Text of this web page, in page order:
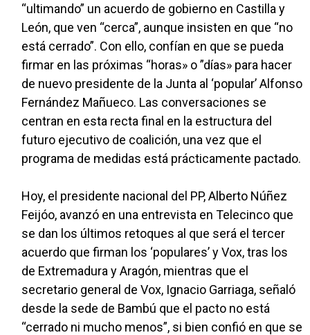
“ultimando” un acuerdo de gobierno en Castilla y
León, que ven “cerca”, aunque insisten en que “no
está cerrado”. Con ello, confían en que se pueda
firmar en las próximas “horas» o ”días» para hacer
de nuevo presidente de la Junta al ‘popular’ Alfonso
Fernández Mañueco. Las conversaciones se
centran en esta recta final en la estructura del
futuro ejecutivo de coalición, una vez que el
programa de medidas está prácticamente pactado.
Hoy, el presidente nacional del PP, Alberto Núñez
Feijóo, avanzó en una entrevista en Telecinco que
se dan los últimos retoques al que será el tercer
acuerdo que firman los ‘populares’ y Vox, tras los
de Extremadura y Aragón, mientras que el
secretario general de Vox, Ignacio Garriaga, señaló
desde la sede de Bambú que el pacto no está
“cerrado ni mucho menos”, si bien confió en que se